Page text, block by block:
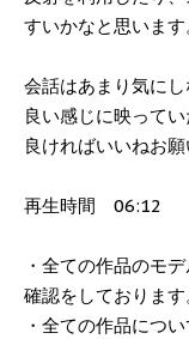
すいかなと思います
会話はあまり気にし
良い感じに映って
良ければいいねお願
再生時間 06:12
・全ての作品のモ
確認をしております
・全ての作品につ